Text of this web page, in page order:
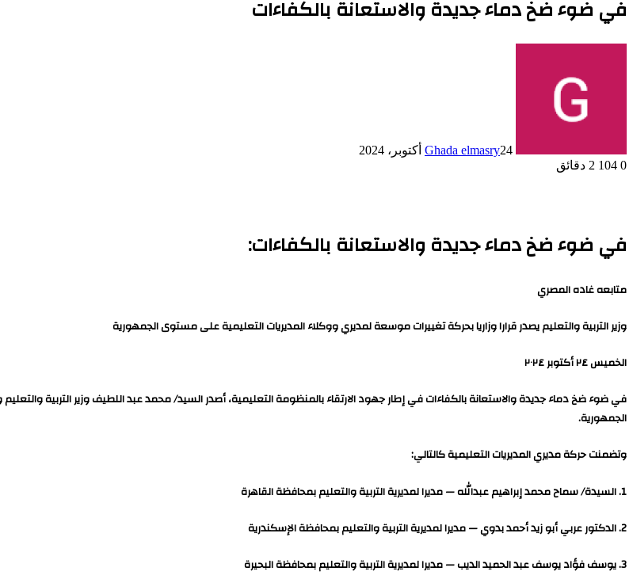
في ضوء ضخ دماء جديدة والاستعانة بالكفاءات
Ghada elmasry24 أكتوبر، 2024
0
2 دقائق
في ضوء ضخ دماء جديدة والاستعانة بالكفاءات:
متابعه غاده المصري
وزير التربية والتعليم يصدر قرارا وزاريا بحركة تغييرات موسعة لمديري ووكلاء المديريات التعليمية على مستوى الجمهورية
الخميس ٢٤ أكتوبر ٢٠٢٤
في ضوء ضخ دماء جديدة والاستعانة بالكفاءات في إطار جهود الارتقاء بالمنظومة التعليمية، أصدر السيد/ محمد عبد اللطيف وزير التربية
الجمهورية.
وتضمنت حركة مديري المديريات التعليمية كالتالي:
1. السيدة/ سماح محمد إبراهيم عبدالله — مديرا لمديرية التربية والتعليم بمحافظة القاهرة
2. الدكتور عربي أبو زيد أحمد بدوي — مديرا لمديرية التربية والتعليم بمحافظة الإسكندرية
3. يوسف فؤاد يوسف عبد الحميد الديب — مديرا لمديرية التربية والتعليم بمحافظة البحيرة